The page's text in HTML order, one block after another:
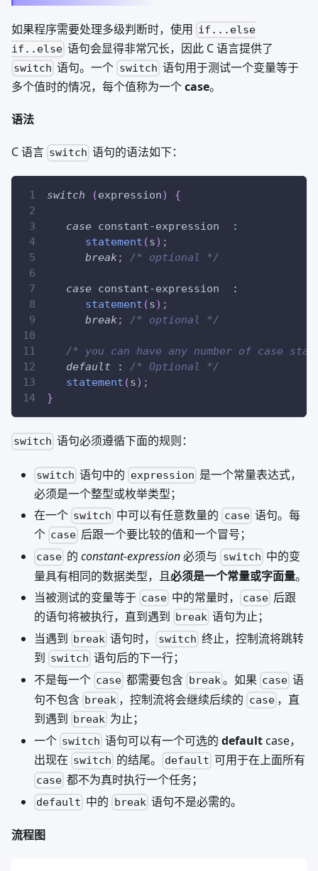
如果程序需要处理多级判断时，使用 if...else
if..else 语句会显得非常冗长，因此 C 语言提供了
switch 语句。一个 switch 语句用于测试一个变量等于
多个值时的情况，每个值称为一个case。
语法
C 语言 switch 语句的语法如下：
switch (expression) {
case constant-expression
:
statement (s) ;
break; /* optional */
case constant-expression
:
statement (s) ;
break; /* optional */
/* you can have any number of case
default
:
/* Optional */
statement (s) ;
}
switch 语句必须遵循下面的规则：
switch 语句中的 expression 是一个常量表达式，
必须是一个整型或枚举类型；
在一个 switch 中可以有任意数量的 case 语句。每
个 case 后跟一个要比较的值和一个冒号；
case 的constant-expression必须与 switch 中的变
量具有相同的数据类型，且必须是一个常量或字面量。
当被测试的变量等于 case 中的常量时， case后跟
的语句将被执行，直到遇到 break 语句为止；
当遇到 break 语句时， switch 终止，控制流将跳转
到 switch 语句后的下一行；
不是每一个 case 都需要包含 break。如果 case 语
句不包含 break ，控制流将会继续后续的 case，直
到遇到 break 为止；
一个 switch 语句可以有一个可选的default case，
出现在 switch 的结尾。 default 可用于在上面所有
case 都不为真时执行一个任务；
default 中的 break 语句不是必需的。
流程图